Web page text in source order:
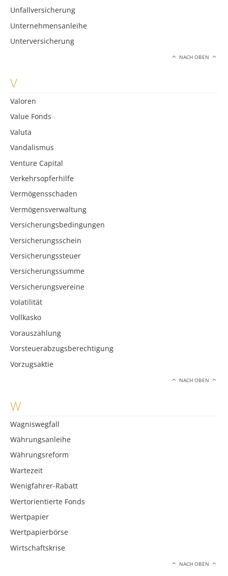
Unfallversicherung
Unternehmensanleihe
Unterversicherung
NACH OBEN
V
Valoren
Value Fonds
Valuta
Vandalismus
Venture Capital
Verkehrsopferhilfe
Vermögensschaden
Vermögensverwaltung
Versicherungsbedingungen
Versicherungsschein
Versicherungssteuer
Versicherungssumme
Versicherungsvereine
Volatilität
Vollkasko
Vorauszahlung
Vorsteuerabzugsberechtigung
Vorzugsaktie
NACH OBEN
W
Wagniswegfall
Währungsanleihe
Währungsreform
Wartezeit
Wenigfahrer-Rabatt
Wertorientierte Fonds
Wertpapier
Wertpapierbörse
Wirtschaftskrise
NACH OBEN